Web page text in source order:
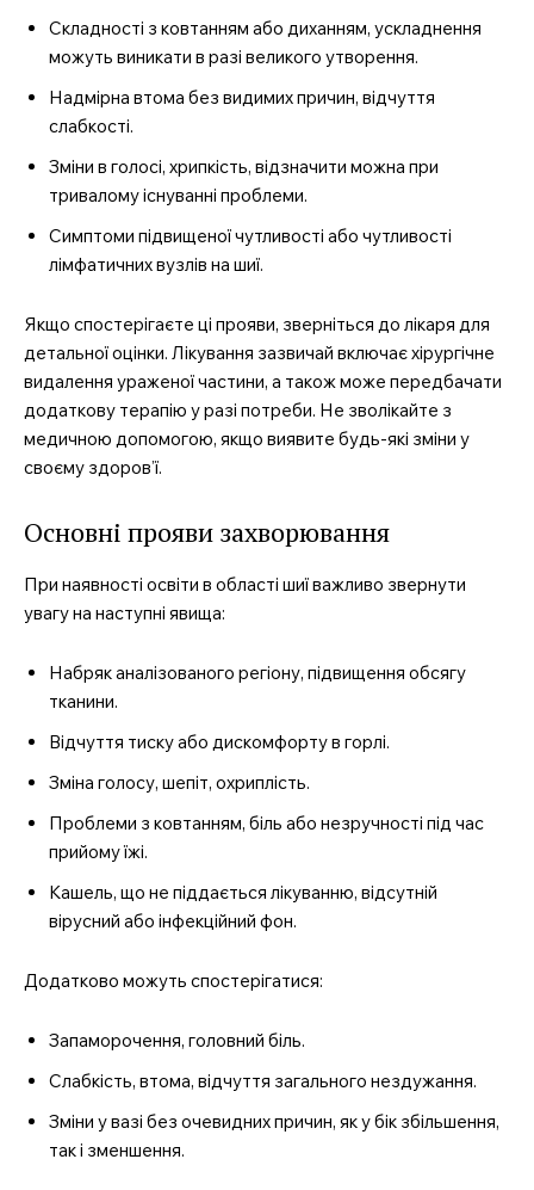
Складності з ковтанням або диханням, ускладнення
можуть виникати в разі великого утворення.
Надмірна втома без видимих причин, відчуття
слабкості.
Зміни в голосі, хрипкість, відзначити можна при
тривалому існуванні проблеми.
Симптоми підвищеної чутливості або чутливості
лімфатичних вузлів на шиї.
Якщо спостерігаєте ці прояви, зверніться до лікаря для
детальної оцінки. Лікування зазвичай включає хірургічне
видалення ураженої частини, а також може передбачати
додаткову терапію у разі потреби. Не зволікайте з
медичною допомогою, якщо виявите будь-які зміни у
своєму здоров’ї.
Основні прояви захворювання
При наявності освіти в області шиї важливо звернути
увагу на наступні явища:
Набряк аналізованого регіону, підвищення обсягу
тканини.
Відчуття тиску або дискомфорту в горлі.
Зміна голосу, шепіт, охриплість.
Проблеми з ковтанням, біль або незручності під час
прийому їжі.
Кашель, що не піддається лікуванню, відсутній
вірусний або інфекційний фон.
Додатково можуть спостерігатися:
Запаморочення, головний біль.
Слабкість, втома, відчуття загального нездужання.
Зміни у вазі без очевидних причин, як у бік збільшення,
так і зменшення.